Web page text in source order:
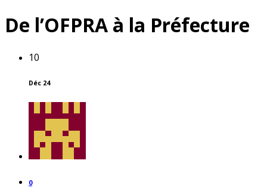
De l’OFPRA à la Préfecture
10
Déc 24
0